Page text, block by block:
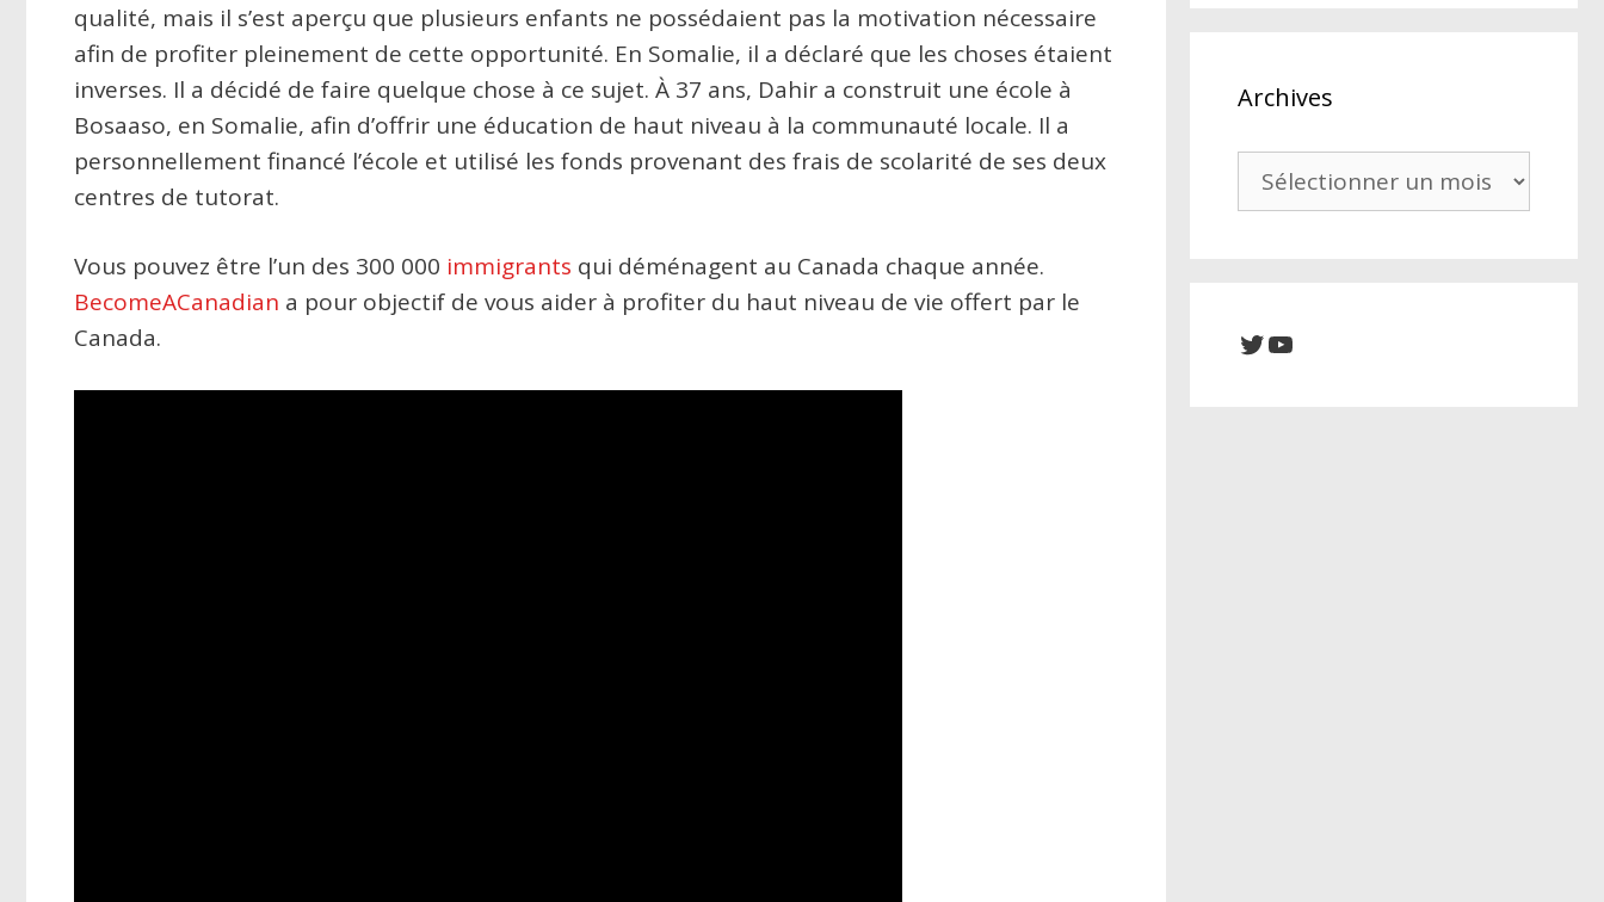
qualité, mais il s’est aperçu que plusieurs enfants ne possédaient pas la motivation nécessaire
afin de profiter pleinement de cette opportunité. En Somalie, il a déclaré que les choses étaient
inverses. Il a décidé de faire quelque chose à ce sujet. À 37 ans, Dahir a construit une école à
Bosaaso, en Somalie, afin d’offrir une éducation de haut niveau à la communauté locale. Il a
personnellement financé l’école et utilisé les fonds provenant des frais de scolarité de ses deux
centres de tutorat.
Vous pouvez être l’un des 300 000 immigrants qui déménagent au Canada chaque année.
BecomeACanadian a pour objectif de vous aider à profiter du haut niveau de vie offert par le
Canada.
Archives
Archives
Twitter
YouTube